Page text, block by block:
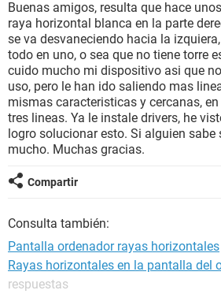
Buenas amigos, resulta que hace
raya horizontal blanca en la parte
se va desvaneciendo hacia la
todo en uno, o sea que no tiene torre
cuido mucho mi dispositivo asi que
uso, pero le han ido saliendo mas
mismas caracteristicas y cercanas,
tres lineas. Ya le instale drivers, he
logro solucionar esto. Si alguien sabe
mucho. Muchas gracias.
Compartir
Consulta también:
Pantalla ordenador rayas horizontales
Rayas horizontales en la pantalla del
respuestas